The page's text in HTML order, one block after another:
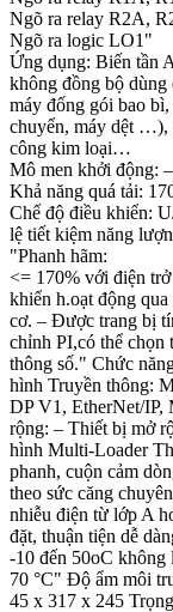
Ngõ ra relay R2A,
Ngõ ra logic LO1"
Ứng dụng: Biến tần
không đồng bộ dùng
máy đống gói bao
chuyển, máy dệt …),
công kim loại…
Mô men khởi động: –
Khả năng quá tải:
Chế độ điều khiển:
lệ tiết kiệm năng
"Phanh hãm:
<= 170% với điện
khiển h.oạt động
cơ. – Được trang bị
chỉnh PI,có thể chọn
thông số." Chức
hình Truyền thông:
DP V1, EtherNet/IP,
rộng: – Thiết bị mở
hình Multi-Loader
phanh, cuộn cảm
theo sức căng
nhiễu điện từ lớp A
đặt, thuận tiện dễ
-10 đến 50oC không
70 °C" Độ ẩm môi
45 x 317 x 245